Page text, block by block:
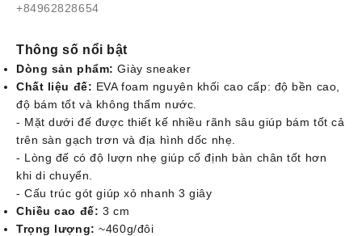
+84962828654
Thông số nổi bật
Dòng sản phẩm: Giày sneaker
Chất liệu đế: EVA foam nguyên khối cao cấp: độ bền cao,
độ bám tốt và không thấm nước.
- Mặt dưới đế được thiết kế nhiều rãnh sâu giúp bám tốt cả
trên sàn gạch trơn và địa hình dốc nhẹ.
- Lòng đế có độ lượn nhẹ giúp cố định bàn chân tốt hơn
khi di chuyển.
- Cấu trúc gót giúp xỏ nhanh 3 giây
Chiều cao đế: 3 cm
Trọng lượng:~460g/đôi